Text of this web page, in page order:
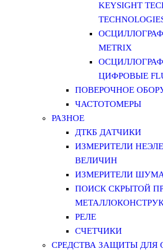
KEYSIGHT
METRIX
ЦИФРОВЫЕ
ПОВЕРОЧНОЕ
ЧАСТОТОМЕРЫ
РАЗНОЕ
ДТКБ ДАТЧИКИ
ИЗМЕРИТЕЛИ
ВЕЛИЧИН
ИЗМЕРИТЕЛИ
ПОИСК СКРЫТОЙ
РЕЛЕ
СЧЕТЧИКИ
СРЕДСТВА ЗАЩИТЫ ДЛЯ